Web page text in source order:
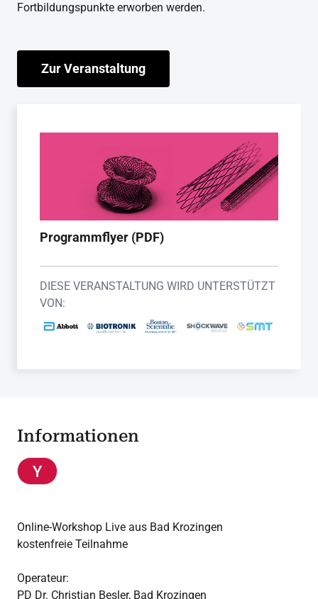
Fortbildungspunkte erworben werden.
Zur Veranstaltung
Programmflyer (PDF)
DIESE VERANSTALTUNG WIRD UNTERSTÜTZT
VON:
Informationen
Online-Workshop Live aus Bad Krozingen
kostenfreie Teilnahme
Operateur:
PD Dr. Christian Besler, Bad Krozingen